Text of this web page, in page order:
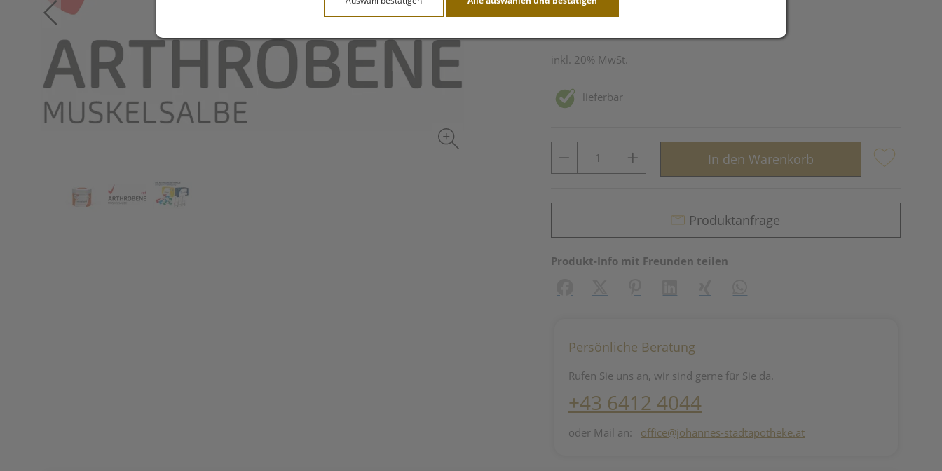
inkl. 20% MwSt.
lieferbar
In den Warenkorb
Produktanfrage
Produkt-Info mit Freunden teilen
Persönliche Beratung
Rufen Sie uns an, wir sind gerne für Sie da.
+43 6412 4044
oder Mail an: office@johannes-stadtapotheke.at